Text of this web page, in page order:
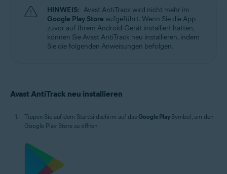
HINWEIS: Avast AntiTrack wird nicht mehr im
Google Play Store aufgeführt. Wenn Sie die App
zuvor auf Ihrem Android-Gerät installiert hatten,
können Sie Avast AntiTrack neu installieren, indem
Sie die folgenden Anweisungen befolgen.
Avast AntiTrack neu installieren
Tippen Sie auf dem Startbildschirm auf das Google Play-Symbol, um den
Google Play Store zu öffnen.